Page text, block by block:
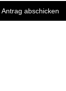
Antrag abschicken